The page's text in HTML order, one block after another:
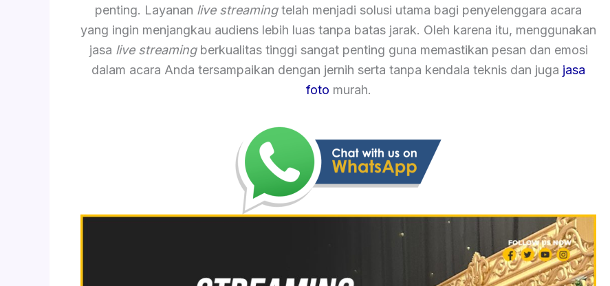
penting. Layanan live streamingtelah menjadi solusi utama bagi penyelenggara acara
yang ingin menjangkau audiens lebih luas tanpa batas jarak. Oleh karena itu, menggunakan
jasa live streamingberkualitas tinggi sangat penting guna memastikan pesan dan emosi
dalam acara Anda tersampaikan dengan jernih serta tanpa kendala teknis dan juga jasa
foto murah.